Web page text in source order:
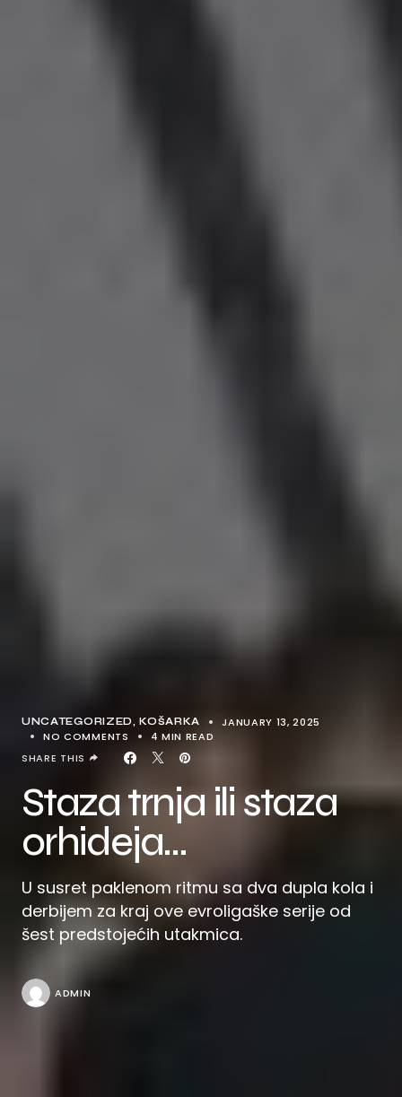
UNCATEGORIZED KOŠARKA
JANUARY 13, 2025
NO COMMENTS
4 MIN READ
SHARE THIS
Staza trnja ili staza
orhideja…
U susret paklenom ritmu sa dva dupla kola i
derbijem za kraj ove evroligaške serije od
šest predstojećih utakmica.
ADMIN